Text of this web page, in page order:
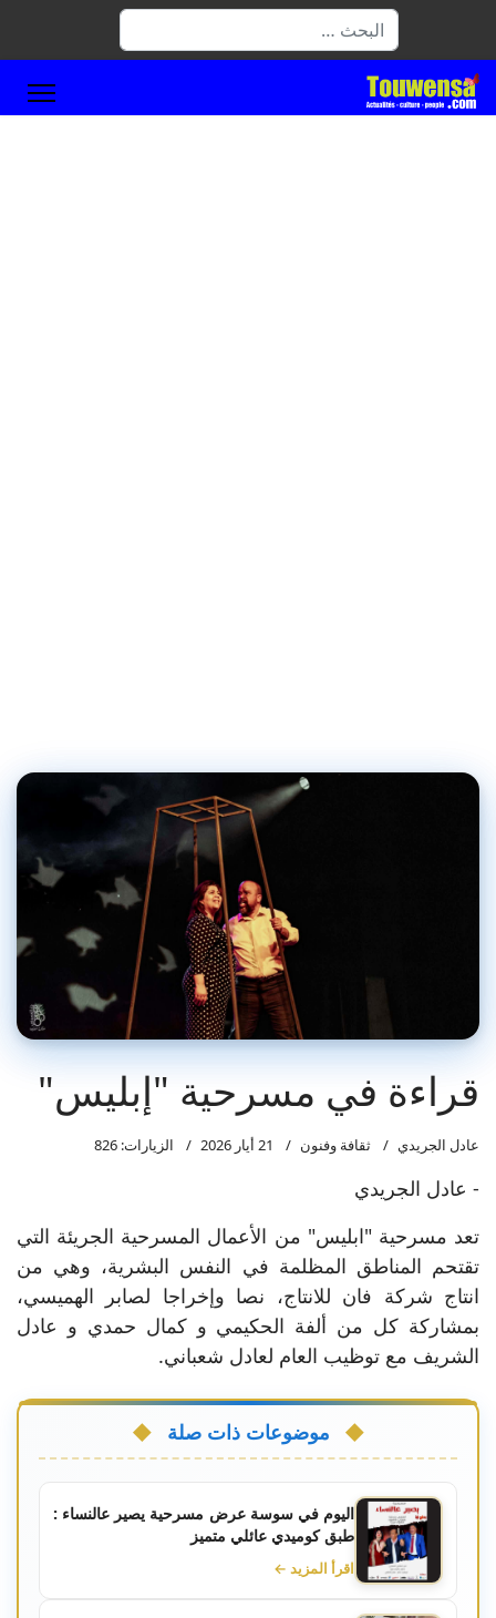
البحث
قراءة في مسرحية "إبليس"
عادل الجريدي ثقافة وفنون 21 أيار 2026 الزيارات: 826
- عادل الجريدي
تعد مسرحية "ابليس" من الأعمال المسرحية الجريئة التي
تقتحم المناطق المظلمة في النفس البشرية، وهي من
انتاج شركة فان للانتاج، نصا وإخراجا لصابر الهميسي،
بمشاركة كل من ألفة الحكيمي و كمال حمدي و عادل
الشريف مع توظيب العام لعادل شعباني.
موضوعات ذات صلة
اليوم في سوسة عرض مسرحية يصير عالنساء :
طبق كوميدي عائلي متميز
اقرأ المزيد ←